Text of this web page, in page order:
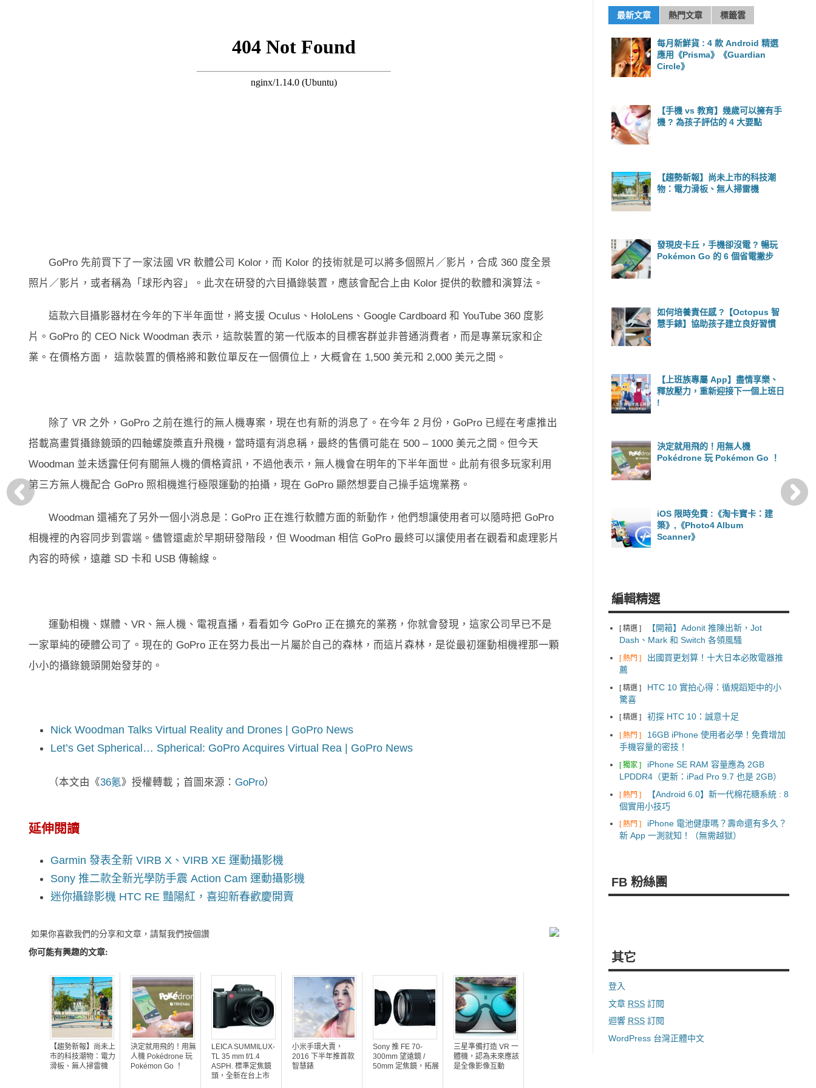
GoPro 先前買下了一家法國 VR 軟體公司 Kolor，而 Kolor 的技術就是可以將多個照片／影片，合成 360 度全景
照片／影片，或者稱為「球形內容」。此次在研發的六目攝錄裝置，應該會配合上由 Kolor 提供的軟體和演算法。
這款六目攝影器材在今年的下半年面世，將支援 Oculus、HoloLens、Google Cardboard 和 YouTube 360 度影
片。GoPro 的 CEO Nick Woodman 表示，這款裝置的第一代版本的目標客群並非普通消費者，而是專業玩家和企
業。在價格方面， 這款裝置的價格將和數位單反在一個價位上，大概會在 1,500 美元和 2,000 美元之間。
除了 VR 之外，GoPro 之前在進行的無人機專案，現在也有新的消息了。在今年 2 月份，GoPro 已經在考慮推出
搭載高畫質攝錄鏡頭的四軸螺旋槳直升飛機，當時還有消息稱，最終的售價可能在 500 – 1000 美元之間。但今天
Woodman 並未透露任何有關無人機的價格資訊，不過他表示，無人機會在明年的下半年面世。此前有很多玩家利用
第三方無人機配合 GoPro 照相機進行極限運動的拍攝，現在 GoPro 顯然想要自己操手這塊業務。
Woodman 還補充了另外一個小消息是：GoPro 正在進行軟體方面的新動作，他們想讓使用者可以隨時把 GoPro
相機裡的內容同步到雲端。儘管還處於早期研發階段，但 Woodman 相信 GoPro 最終可以讓使用者在觀看和處理影片
內容的時候，遠離 SD 卡和 USB 傳輸線。
運動相機、媒體、VR、無人機、電視直播，看看如今 GoPro 正在擴充的業務，你就會發現，這家公司早已不是
一家單純的硬體公司了。現在的 GoPro 正在努力長出一片屬於自己的森林，而這片森林，是從最初運動相機裡那一顆
小小的攝錄鏡頭開始發芽的。
Nick Woodman Talks Virtual Reality and Drones | GoPro News
Let’s Get Spherical… Spherical: GoPro Acquires Virtual Rea | GoPro News
（本文由《36氪》授權轉載；首圖來源： GoPro）
延伸閱讀
Garmin 發表全新 VIRB X、VIRB XE 運動攝影機
Sony 推二款全新光學防手震 Action Cam 運動攝影機
迷你攝錄影機 HTC RE 豔陽紅，喜迎新春歡慶開賣
如果你喜歡我們的分享和文章，請幫我們按個讚
你可能有興趣的文章:
【趨勢新報】尚未上
市的科技潮物：電力
滑板、無人掃雷機
決定就用飛的！用無
人機 Pokédrone 玩
Pokémon Go ！
LEICA SUMMILUX-
TL 35 mm f/1.4
ASPH. 標準定焦鏡
頭，全新在台上市
小米手環大賣，
2016 下半年推首款
智慧錶
Sony 推 FE 70-
300mm 望遠鏡 /
50mm 定焦鏡，拓展
三星準備打造 VR 一
體機，認為未來應該
是全像影像互動
最新文章 熱門文章 標籤雲
每月新鮮貨 : 4 款 Android 精選
應用《Prisma》《Guardian
Circle》
【手機 vs 教育】幾歲可以擁有手
機 ? 為孩子評估的 4 大要點
【趨勢新報】尚未上市的科技潮
物：電力滑板、無人掃雷機
發現皮卡丘，手機卻沒電 ? 暢玩
Pokémon Go 的 6 個省電撇步
如何培養責任感 ?【Octopus 智
慧手錶】協助孩子建立良好習慣
【上班族專屬 App】盡情享樂、
釋放壓力，重新迎接下一個上班日
!
決定就用飛的！用無人機
Pokédrone 玩 Pokémon Go ！
iOS 限時免費 :《淘卡寶卡：建
築》,《Photo4 Album
Scanner》
編輯精選
[ 精選 ]
【開箱】Adonit 推陳出新，Jot
Dash、Mark 和 Switch 各領風騷
[ 熱門 ]
出國買更划算！十大日本必敗電器推
薦
[ 精選 ]
HTC 10 實拍心得：循規蹈矩中的小
驚喜
[ 精選 ] 初探 HTC 10：誠意十足
[ 熱門 ]
16GB iPhone 使用者必學！免費增加
手機容量的密技！
[ 獨家 ]
iPhone SE RAM 容量應為 2GB
LPDDR4（更新：iPad Pro 9.7 也是 2GB）
[ 熱門 ]
【Android 6.0】新一代棉花糖系統 : 8
個實用小技巧
[ 熱門 ]
iPhone 電池健康嗎？壽命還有多久？
新 App 一測就知！（無需越獄）
FB 粉絲團
其它
登入
文章 RSS 訂閱
迴響 RSS 訂閱
WordPress 台灣正體中文